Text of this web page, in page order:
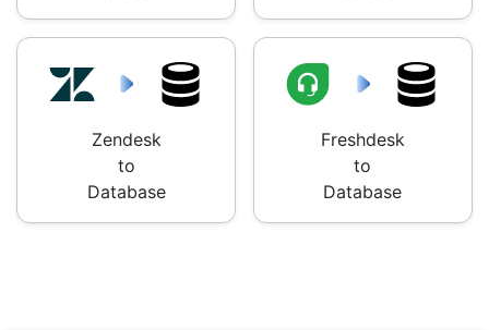
Zendesk
to
Database
Freshdesk
to
Database